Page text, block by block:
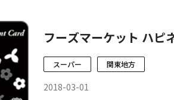
フーズマーケット ハピ
スーパー 関東地方
2018-03-01